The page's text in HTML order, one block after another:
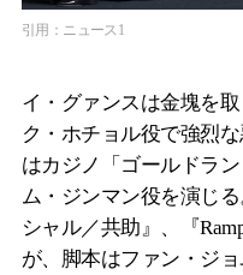
引用：ニュース1
イ・グァンスは金塊を
ク・ホチョル役で強烈
はカジノ「ゴールドラ
ム・ジンマン役を演じ
シャル／共助』、『
が、脚本はファン・ジョ